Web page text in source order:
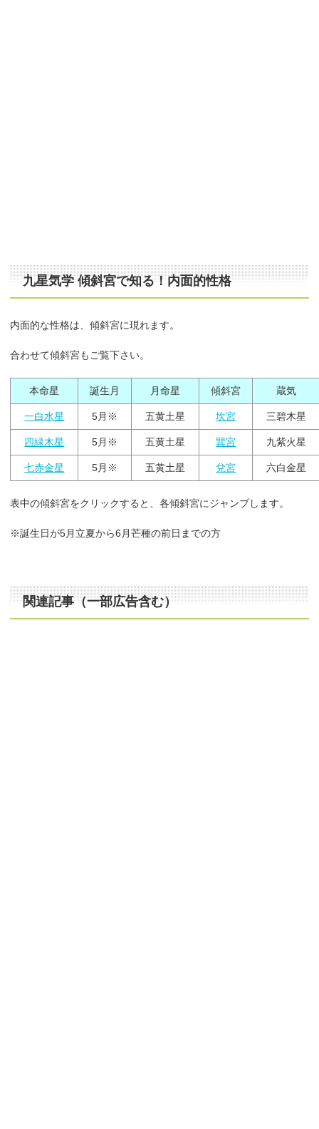
九星気学 傾斜宮で知る！内面的性格
内面的な性格は、傾斜宮に現れます。
合わせて傾斜宮もご覧下さい。
本命星 誕生月 月命星 傾斜宮 蔵気
一白水星 5月※ 五黄土星 坎宮 三碧木星
四緑木星 5月※ 五黄土星 巽宮 九紫火星
七赤金星 5月※ 五黄土星 兌宮 六白金星
表中の傾斜宮をクリックすると、各傾斜宮にジャンプします。
※誕生日が5月立夏から6月芒種の前日までの方
関連記事（一部広告含む）